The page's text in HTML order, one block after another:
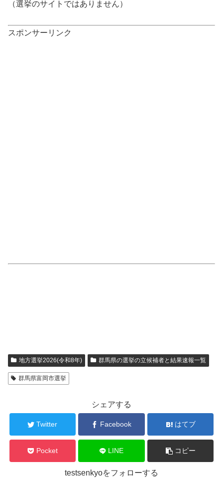
（選挙のサイトではありません）
スポンサーリンク
地方選挙2026(令和8年) 群馬県の選挙の立候補者と結果速報一覧
群馬県富岡市選挙
シェアする
Twitter Facebook はてブ
Pocket LINE コピー
testsenkyoをフォローする